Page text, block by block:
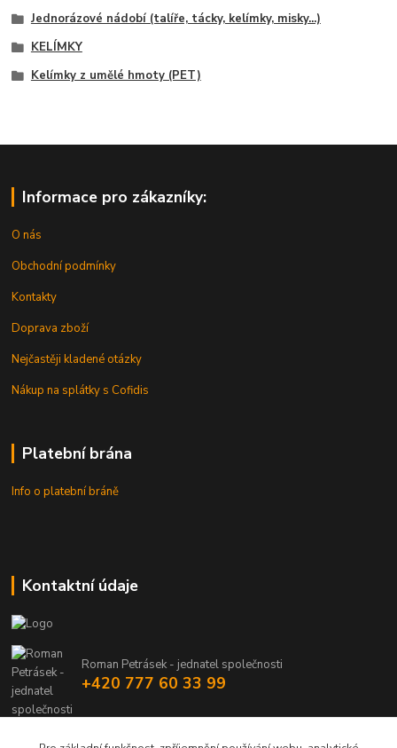
Jednorázové nádobí (talíře, tácky, kelímky, misky...)
KELÍMKY
Kelímky z umělé hmoty (PET)
Informace pro zákazníky:
O nás
Obchodní podmínky
Kontakty
Doprava zboží
Nejčastěji kladené otázky
Nákup na splátky s Cofidis
Platební brána
Info o platební bráně
Kontaktní údaje
Roman Petrásek - jednatel společnosti
+420 777 60 33 99